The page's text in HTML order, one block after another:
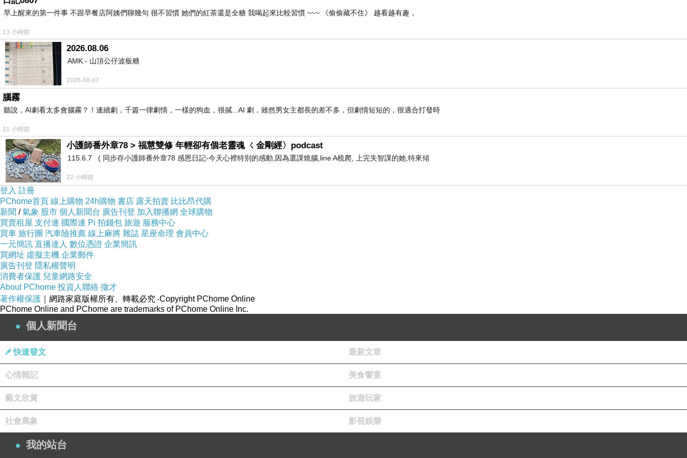
早上醒來的第一件事 不跟早餐店阿姨們聊幾句 很不習慣 她們的紅茶還是全糖 我喝起來比較習慣 ~~~ 《偷偷藏不住》 越看越有趣，
13 小時前
2026.08.06
AMK - 山頂公仔波板糖
2026-08-07
腦霧
聽說，AI劇看太多會腦霧？！連續劇，千篇一律劇情，一樣的狗血，很膩...AI 劇，雖然男女主都長的差不多，但劇情短短的，很適合打發時
21 小時前
小護師番外章78 > 福慧雙修 年輕卻有個老靈魂 ㄑ金剛經〉podcast
115.6.7 ( 同步存小護師番外章78 感恩日記-今天心裡特別的感動,因為選課燒腦,line A梳爬, 上完失智課的她,特來傾
22 小時前
登入 註冊
PChome首頁 線上購物 24h購物 書店 露天拍賣 比比昂代購
新聞 /氣象 股市 個人新聞台 廣告刊登 加入聯播網 全球購物
買賣租屋 支付連 國際連 Pi 拍錢包 旅遊 服務中心
買車 旅行團 汽車險推薦 線上麻將 雜誌 星座命理 會員中心
一元簡訊 直播達人 數位憑證 企業簡訊
買網址 虛擬主機 企業郵件
廣告刊登 隱私權聲明
消費者保護 兒童網路安全
About PChome 投資人聯絡 徵才
著作權保護 ｜網路家庭版權所有、轉載必究 ‧Copyright PChome Online
PChome Online and PChome are trademarks of PChome Online Inc.
個人新聞台
快速發文 最新文章
心情雜記 美食饗宴
藝文欣賞 旅遊玩家
社會萬象 影視娛樂
我的站台